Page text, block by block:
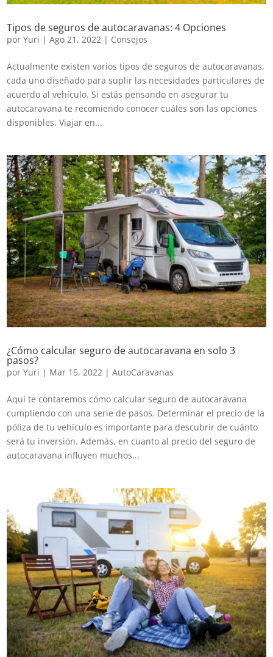
Tipos de seguros de autocaravanas: 4 Opciones
porYuri |Ago 21, 2022 | Consejos
Actualmente existen varios tipos de seguros de autocaravanas,
cada uno diseñado para suplir las necesidades particulares de
acuerdo al vehículo. Si estás pensando en asegurar tu
autocaravana te recomiendo conocer cuáles son las opciones
disponibles. Viajar en...
¿Cómo calcular seguro de autocaravana en solo 3
pasos?
porYuri | Mar 15, 2022 |AutoCaravanas
Aquí te contaremos cómo calcular seguro de autocaravana
cumpliendo con una serie de pasos. Determinar el precio de la
póliza de tu vehículo es importante para descubrir de cuánto
será tu inversión. Además, en cuanto al precio del seguro de
autocaravana influyen muchos...